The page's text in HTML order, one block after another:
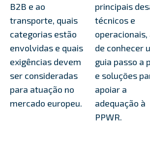
B2B e ao
transporte, quais
categorias estão
envolvidas e quais
exigências devem
ser consideradas
para atuação no
mercado europeu.
principais
técnicos e
operacionais,
de conhecer
guia passo a
e soluções
apoiar a
adequação à
PPWR.